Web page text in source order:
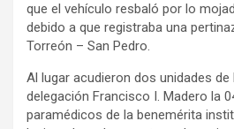
que el vehículo resbaló por lo
debido a que registraba una
Torreón – San Pedro.
Al lugar acudieron dos unidades de
delegación Francisco I. Madero la
paramédicos de la benemérita